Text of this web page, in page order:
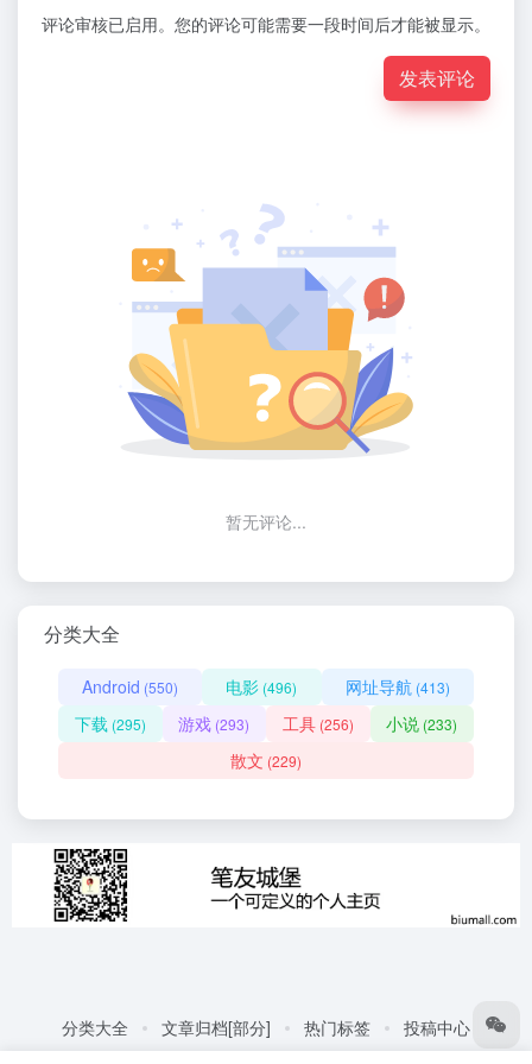
评论审核已启用。您的评论可能需要一段时间后才能被显示。
发表评论
暂无评论...
分类大全
Android (550) 电影 (496) 网址导航 (413)
下载 (295) 游戏 (293) 工具(256) 小说 (233)
散文 (229)
分类大全 文章归档[部分] 热门标签
投稿中心